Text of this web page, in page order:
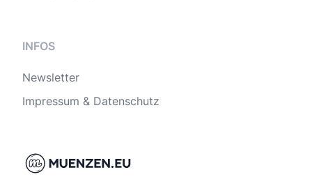
INFOS
Newsletter
Impressum & Datenschutz